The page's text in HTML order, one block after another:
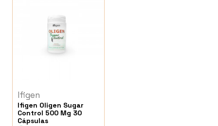
Ifigen
Ifigen Oligen Sugar
Control 500 Mg 30
Cápsulas